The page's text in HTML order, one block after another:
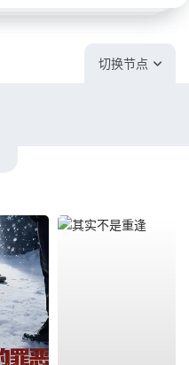
切换节点